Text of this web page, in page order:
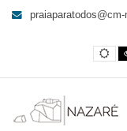
Praia
Todos